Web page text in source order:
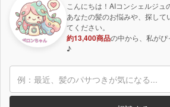
こんにちは！AIコンシェルジュ
あなたの髪のお悩みや、探して
てください。
約13,400商品の中から、私が
♪